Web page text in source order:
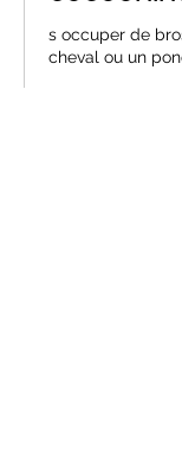
s occuper de
cheval ou un